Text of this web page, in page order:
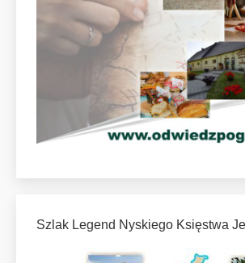
Szlak Legend Nyskiego Księstwa